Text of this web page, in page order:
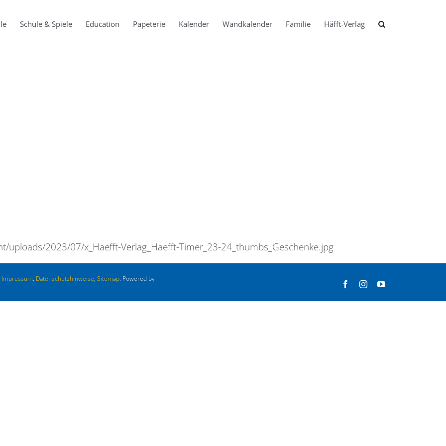
Schule & Spiele Education Papeterie Kalender Wandkalender Familie Häfft-Verlag
2023/07/x_Haefft-Verlag_Haefft-Timer_23-24_thumbs_Geschenke.jpg
Impressum, Datenschutzhinweise, Sitemap. Powered by
FacebookInstagramYouTube